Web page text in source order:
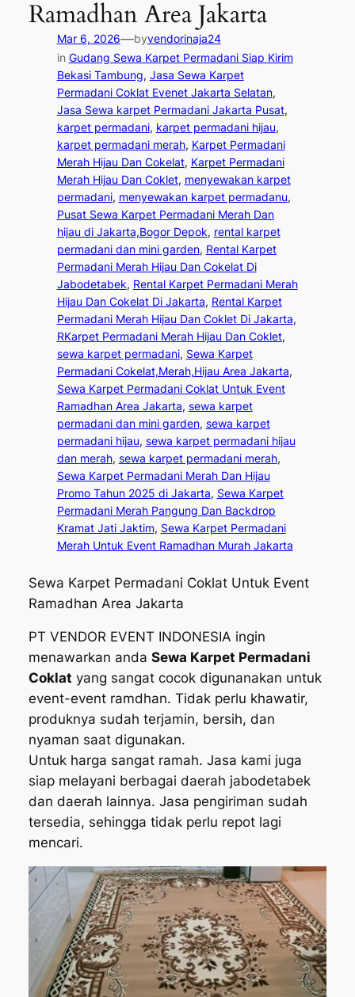
Ramadhan Area Jakarta
Mar 6, 2026—byvendorinaja24
in Gudang Sewa Karpet Permadani Siap Kirim
Bekasi Tambung, Jasa Sewa Karpet
Permadani Coklat Evenet Jakarta Selatan
Jasa Sewa karpet Permadani Jakarta Pusat
karpet permadani, karpet permadani hijau
karpet permadani merah, Karpet Permadani
Merah Hijau Dan Cokelat, Karpet Permadani
Merah Hijau Dan Coklet, menyewakan karpet
permadani, menyewakan karpet permadanu
Pusat Sewa Karpet Permadani Merah Dan
hijau di Jakarta,Bogor Depok, rental karpet
permadani dan mini garden, Rental Karpet
Permadani Merah Hijau Dan Cokelat Di
Jabodetabek, Rental Karpet Permadani Merah
Hijau Dan Cokelat Di Jakarta, Rental Karpet
Permadani Merah Hijau Dan Coklet Di Jakarta
RKarpet Permadani Merah Hijau Dan Coklet
sewa karpet permadani, Sewa Karpet
Permadani Cokelat,Merah,Hijau Area Jakarta
Sewa Karpet Permadani Coklat Untuk Event
Ramadhan Area Jakarta, sewa karpet
permadani dan mini garden, sewa karpet
permadani hijau, sewa karpet permadani hijau
dan merah, sewa karpet permadani merah
Sewa Karpet Permadani Merah Dan Hijau
Promo Tahun 2025 di Jakarta, Sewa Karpet
Permadani Merah Pangung Dan Backdrop
Kramat Jati Jaktim, Sewa Karpet Permadani
Merah Untuk Event Ramadhan Murah Jakarta
Sewa Karpet Permadani Coklat Untuk Event
Ramadhan Area Jakarta
PT VENDOR EVENT INDONESIA ingin
menawarkan anda Sewa Karpet Permadani
Coklat yang sangat cocok digunanakan untuk
event-event ramdhan. Tidak perlu khawatir,
produknya sudah terjamin, bersih, dan
nyaman saat digunakan.
Untuk harga sangat ramah. Jasa kami juga
siap melayani berbagai daerah jabodetabek
dan daerah lainnya. Jasa pengiriman sudah
tersedia, sehingga tidak perlu repot lagi
mencari.